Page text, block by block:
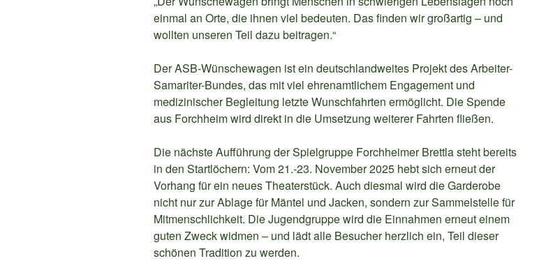
einmal an Orte, die ihnen viel bedeuten. Das finden wir großartig – und
wollten unseren Teil dazu beitragen.“
Der ASB-Wünschewagen ist ein deutschlandweites Projekt des Arbeiter-
Samariter-Bundes, das mit viel ehrenamtlichem Engagement und
medizinischer Begleitung letzte Wunschfahrten ermöglicht. Die Spende
aus Forchheim wird direkt in die Umsetzung weiterer Fahrten fließen.
Die nächste Aufführung der Spielgruppe Forchheimer Brettla steht bereits
in den Startlöchern: Vom 21.-23. November 2025 hebt sich erneut der
Vorhang für ein neues Theaterstück. Auch diesmal wird die Garderobe
nicht nur zur Ablage für Mäntel und Jacken, sondern zur Sammelstelle für
Mitmenschlichkeit. Die Jugendgruppe wird die Einnahmen erneut einem
guten Zweck widmen – und lädt alle Besucher herzlich ein, Teil dieser
schönen Tradition zu werden.